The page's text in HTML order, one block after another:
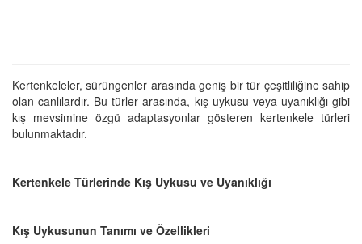
Kertenkeleler, sürüngenler arasında geniş bir tür çeşitliliğine sahip
olan canlılardır. Bu türler arasında, kış uykusu veya uyanıklığı gibi
kış mevsimine özgü adaptasyonlar gösteren kertenkele türleri
bulunmaktadır.
Kertenkele Türlerinde Kış Uykusu ve Uyanıklığı
Kış Uykusunun Tanımı ve Özellikleri